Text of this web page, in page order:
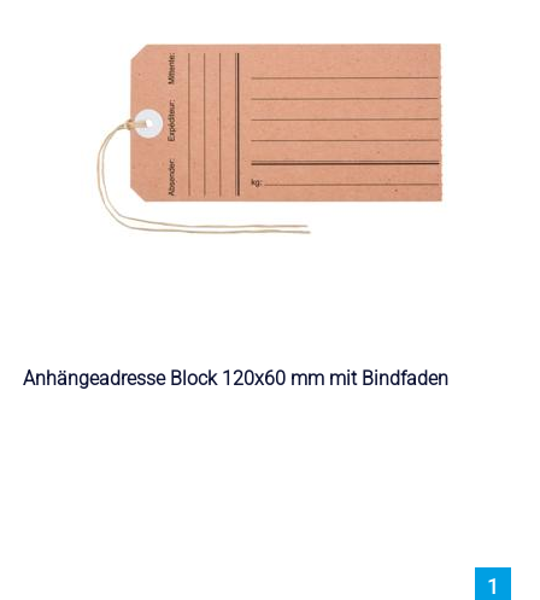
Anhängeadresse Block 120x60 mm mit Bindfaden
1